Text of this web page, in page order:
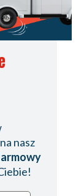
nasz